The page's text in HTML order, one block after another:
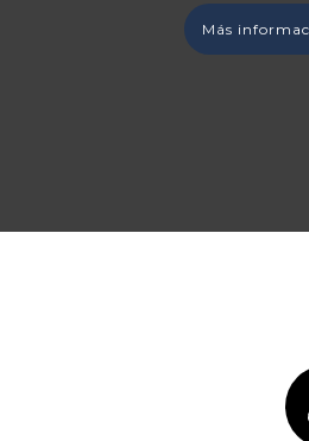
Más